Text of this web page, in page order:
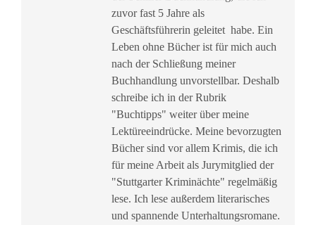
zuvor fast 5 Jahre als
Geschäftsführerin geleitet habe. Ein
Leben ohne Bücher ist für mich auch
nach der Schließung meiner
Buchhandlung unvorstellbar. Deshalb
schreibe ich in der Rubrik
"Buchtipps" weiter über meine
Lektüreeindrücke. Meine bevorzugten
Bücher sind vor allem Krimis, die ich
für meine Arbeit als Jurymitglied der
"Stuttgarter Kriminächte" regelmäßig
lese. Ich lese außerdem literarisches
und spannende Unterhaltungsromane.